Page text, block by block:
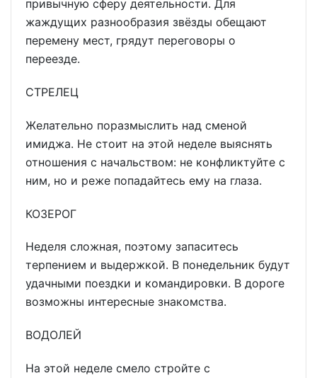
привычную сферу деятельности. Для
жаждущих разнообразия звёзды обещают
перемену мест, грядут переговоры о
переезде.
СТРЕЛЕЦ
Желательно поразмыслить над сменой
имиджа. Не стоит на этой неделе выяснять
отношения с начальством: не конфликтуйте с
ним, но и реже попадайтесь ему на глаза.
КОЗЕРОГ
Неделя сложная, поэтому запаситесь
терпением и выдержкой. В понедельник будут
удачными поездки и командировки. В дороге
возможны интересные знакомства.
ВОДОЛЕЙ
На этой неделе смело стройте с